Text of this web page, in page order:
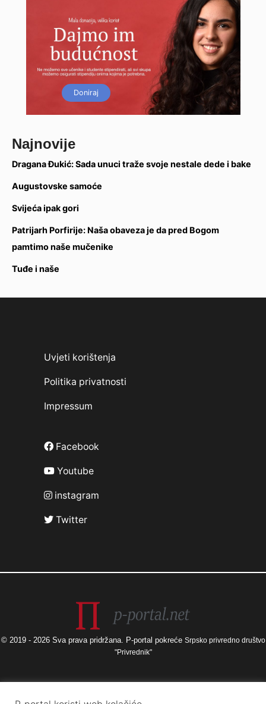
Doniraj
Najnovije
Dragana Đukić: Sada unuci traže svoje nestale dede i bake
Augustovske samoće
Svijeća ipak gori
Patrijarh Porfirije: Naša obaveza je da pred Bogom
pamtimo naše mučenike
Tuđe i naše
Uvjeti korištenja
Politika privatnosti
Impressum
Facebook
Youtube
instagram
Twitter
© 2019 - 2026 Sva prava pridržana. P-portal pokreće Srpsko privredno društvo
"Privrednik"
Izneseni stavovi i mišljenja samo su autorova i ne odražavaju nužno